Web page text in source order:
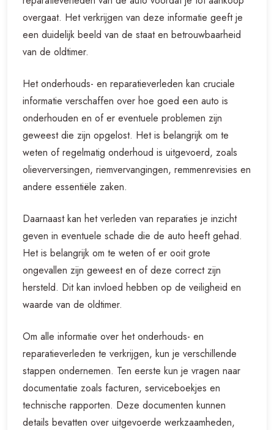
overgaat. Het verkrijgen van deze informatie geeft je
een duidelijk beeld van de staat en betrouwbaarheid
van de oldtimer.
Het onderhouds- en reparatieverleden kan cruciale
informatie verschaffen over hoe goed een auto is
onderhouden en of er eventuele problemen zijn
geweest die zijn opgelost. Het is belangrijk om te
weten of regelmatig onderhoud is uitgevoerd, zoals
olieverversingen, riemvervangingen, remmenrevisies en
andere essentiële zaken.
Daarnaast kan het verleden van reparaties je inzicht
geven in eventuele schade die de auto heeft gehad.
Het is belangrijk om te weten of er ooit grote
ongevallen zijn geweest en of deze correct zijn
hersteld. Dit kan invloed hebben op de veiligheid en
waarde van de oldtimer.
Om alle informatie over het onderhouds- en
reparatieverleden te verkrijgen, kun je verschillende
stappen ondernemen. Ten eerste kun je vragen naar
documentatie zoals facturen, serviceboekjes en
technische rapporten. Deze documenten kunnen
details bevatten over uitgevoerde werkzaamheden,